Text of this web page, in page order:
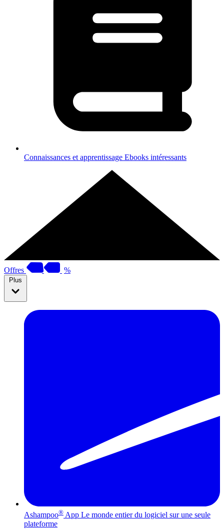
Connaissances et apprentissage Ebooks intéressants
Offres %
Plus
Ashampoo® App Le monde entier du logiciel sur une seule
plateforme